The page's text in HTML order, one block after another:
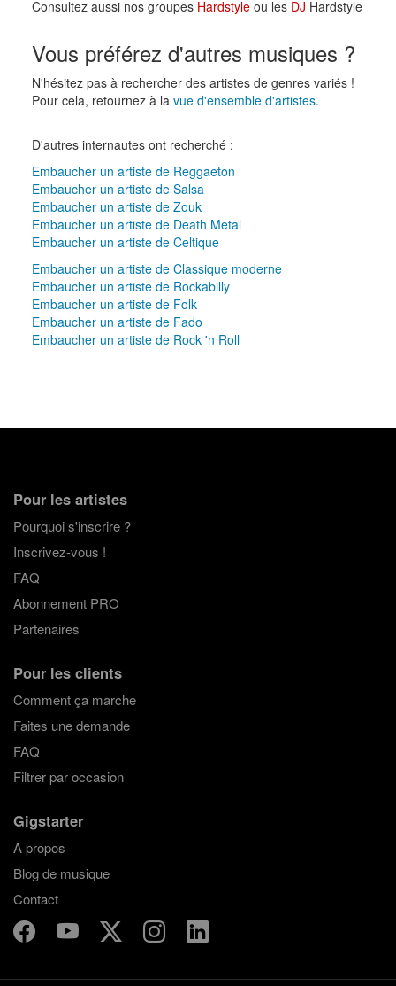
Consultez aussi nos groupes Hardstyleou les DJ Hardstyle
Vous préférez d'autres musiques ?
N'hésitez pas à rechercher des artistes de genres variés !
Pour cela, retournez à la vue d'ensemble d'artistes.
D'autres internautes ont recherché :
Embaucher un artiste de Reggaeton
Embaucher un artiste de Salsa
Embaucher un artiste de Zouk
Embaucher un artiste de Death Metal
Embaucher un artiste de Celtique
Embaucher un artiste de Classique moderne
Embaucher un artiste de Rockabilly
Embaucher un artiste de Folk
Embaucher un artiste de Fado
Embaucher un artiste de Rock 'n Roll
Pour les artistes
Pourquoi s'inscrire ?
Inscrivez-vous !
FAQ
Abonnement PRO
Partenaires
Pour les clients
Comment ça marche
Faites une demande
FAQ
Filtrer par occasion
Gigstarter
A propos
Blog de musique
Contact